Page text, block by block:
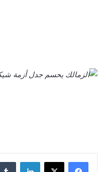
لينكدإن